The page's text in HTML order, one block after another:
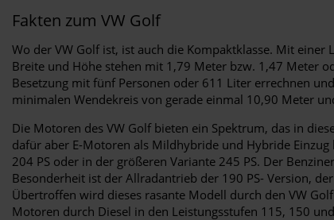
Fakten zum VW Golf
Wo der VW Golf ist, ist auch die Kompaktklasse. Mit
Breite und Höhe stehen mit 1,79 Meter bzw. 1,47 Meter
Besetzung mit fünf Personen oder 611 Liter errechnen
minimalen Wendekreis von gerade einmal 10,90 Meter
Die Motoren des VW Golf bieten ein Spektrum, das in
dafür aber E-Motoren als Mildhybride und Hybride
204 PS oder in der größeren Variante 245 PS. Der
Besonderheit ist der Allradantrieb der 190 PS- Version,
Übertroffen wird dieses rasante Modell durch den VW
Motoren durch Diesel in den Leistungsstufen 115, 150